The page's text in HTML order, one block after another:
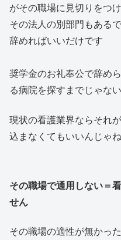
がその職場に見切りをつ
その法人の別部門もある
辞めればいいだけです
奨学金のお礼奉公で辞め
る病院を探すまでじゃな
現状の看護業界ならそれ
込まなくてもいいんじゃ
その職場で通用しない
せん
その職場の適性が無かっ